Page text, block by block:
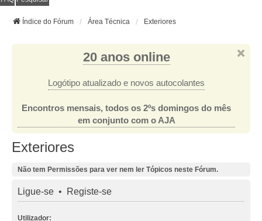
Índice do Fórum Área Técnica Exteriores
20 anos online
Logótipo atualizado e novos autocolantes
Encontros mensais, todos os 2ºs domingos do mês
em conjunto com o AJA
Exteriores
Não tem Permissões para ver nem ler Tópicos neste Fórum.
Ligue-se • Registe-se
Utilizador: